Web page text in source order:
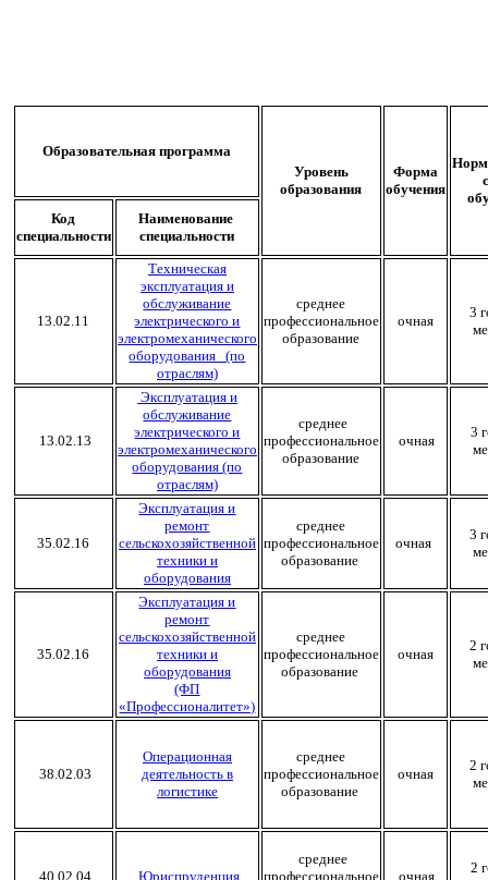
Образовательная программа
Уровень
образования
Форма
обучения
Код
специальности
Наименование
специальности
13.02.11
Техническая
эксплуатация и
обслуживание
электрического и
электромеханического
оборудования (по
отраслям)
среднее
профессиональное
образование
очная
3
13.02.13
Эксплуатация и
обслуживание
электрического и
электромеханического
оборудования (по
отраслям)
среднее
профессиональное
образование
очная
3
35.02.16
Эксплуатация и
ремонт
сельскохозяйственной
техники и
оборудования
среднее
профессиональное
образование
очная
3
35.02.16
Эксплуатация и
ремонт
сельскохозяйственной
техники и
оборудования
(ФП
«Профессионалитет»)
среднее
профессиональное
образование
очная
2
38.02.03
Операционная
деятельность в
логистике
среднее
профессиональное
образование
очная
2
40.02.04 Юриспруденция
среднее
профессиональное
очная
2